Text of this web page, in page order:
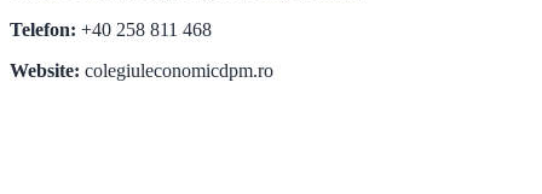
Telefon: +40 258 811 468
Website: colegiuleconomicdpm.ro